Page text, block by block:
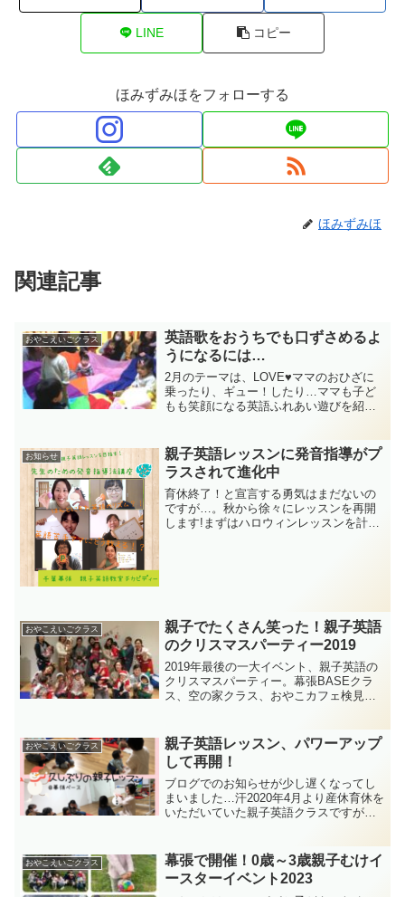
LINE コピー
ほみずみほをフォローする
ほみずみほ
関連記事
おやこえいごクラス
英語歌をおうちでも口ずさめるよ
うになるには…
2月のテーマは、LOVE♥ママのおひざに
乗ったり、ギュー！したり…ママも子ど
もも笑顔になる英語ふれあい遊びを紹
お知らせ
親子英語レッスンに発音指導がプ
ラスされて進化中
育休終了！と宣言する勇気はまだないの
ですが…。秋から徐々にレッスンを再開
します!まずはハロウィンレッスンを計画
おやこえいごクラス
親子でたくさん笑った！親子英語
のクリスマスパーティー2019
2019年最後の一大イベント、親子英語の
クリスマスパーティー。幕張BASEクラ
ス、空の家クラス、おやこカフェ検見川
の皆様、本当にありがとうございまし
た！！
おやこえいごクラス
親子英語レッスン、パワーアップ
して再開！
ブログでのお知らせが少し遅くなってし
まいました…汗2020年4月より産休育休を
いただいていた親子英語クラスですが、
おやこえいごクラス
幕張で開催！0歳～3歳親子むけイ
ースターイベント2023